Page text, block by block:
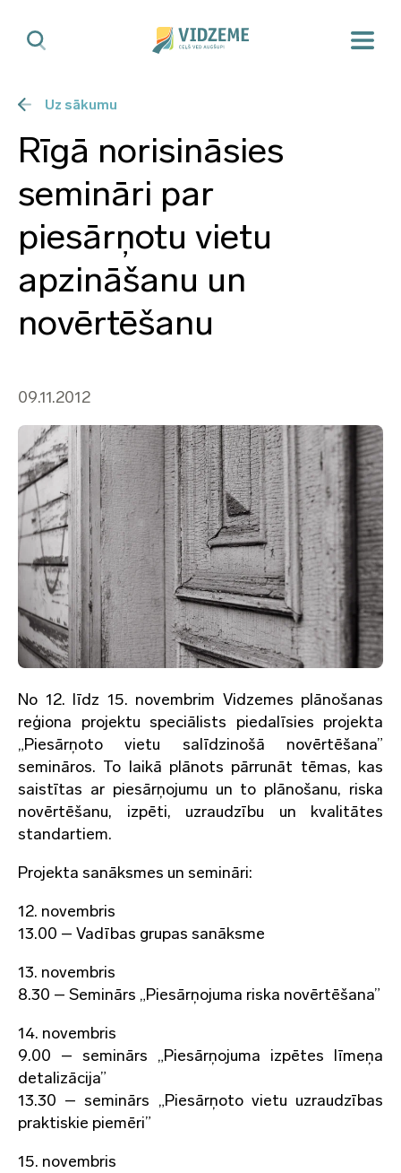
Uz sākumu
Rīgā norisināsies
semināri par
piesārņotu vietu
apzināšanu un
novērtēšanu
09.11.2012
No 12. līdz 15. novembrim Vidzemes plānošanas
reģiona projektu speciālists piedalīsies projekta
„Piesārņoto vietu salīdzinošā novērtēšana”
semināros. To laikā plānots pārrunāt tēmas, kas
saistītas ar piesārņojumu un to plānošanu, riska
novērtēšanu, izpēti, uzraudzību un kvalitātes
standartiem.
Projekta sanāksmes un semināri:
12. novembris
13.00 – Vadības grupas sanāksme
13. novembris
8.30 – Seminārs „Piesārņojuma riska novērtēšana”
14. novembris
9.00 – seminārs „Piesārņojuma izpētes līmeņa
detalizācija”
13.30 – seminārs „Piesārņoto vietu uzraudzības
praktiskie piemēri”
15. novembris